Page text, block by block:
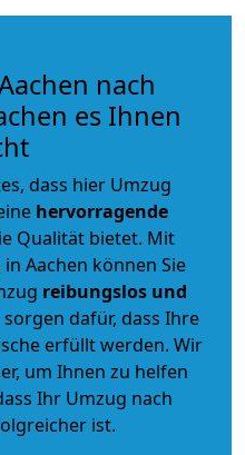
nach
es Ihnen
dass hier Umzug
hervorragende
Qualität bietet. Mit
Aachen können Sie
reibungslos und
dafür, dass Ihre
erfüllt werden. Wir
um Ihnen zu helfen
Ihr Umzug nach
ist.